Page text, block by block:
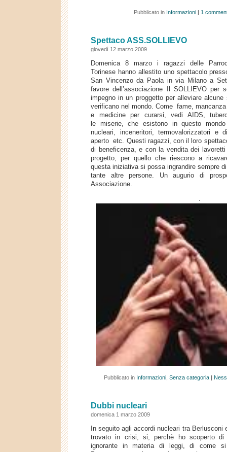
Pubblicato in Informazioni | 1
Spettaco ASS.SOLLIEVO
giovedì 12 marzo 2009
Domenica 8 marzo i ragazzi delle
Torinese hanno allestito uno spettacolo
San Vincenzo da Paola in via Milano a
favore dell’associazione Il SOLLIEVO per
impegno in un proggetto per alleviare
verificano nel mondo. Come fame, mancanza
e medicine per curarsi, vedi AIDS,
le miserie, che esistono in questo
nucleari, inceneritori, termovalorizzatori e
aperto etc. Questi ragazzi, con il loro
di beneficenza, e con la vendita dei
progetto, per quello che riescono a
questa iniziativa si possa ingrandire sempre
tante altre persone. Un augurio di
Associazione.
.
Pubblicato in Informazioni Senza categoria |
Dubbi nucleari
domenica 1 marzo 2009
In seguito agli accordi nucleari tra Berlusconi
trovato in crisi, si, perchè ho scoperto di
ignorante in materia di leggi, di come si